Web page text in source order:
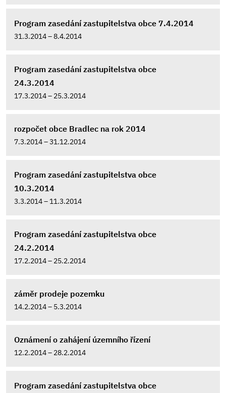
Program zasedání zastupitelstva obce 7.4.2014
31.3.2014 – 8.4.2014
Program zasedání zastupitelstva obce
24.3.2014
17.3.2014 – 25.3.2014
rozpočet obce Bradlec na rok 2014
7.3.2014 – 31.12.2014
Program zasedání zastupitelstva obce
10.3.2014
3.3.2014 – 11.3.2014
Program zasedání zastupitelstva obce
24.2.2014
17.2.2014 – 25.2.2014
záměr prodeje pozemku
14.2.2014 – 5.3.2014
Oznámení o zahájení územního řízení
12.2.2014 – 28.2.2014
Program zasedání zastupitelstva obce